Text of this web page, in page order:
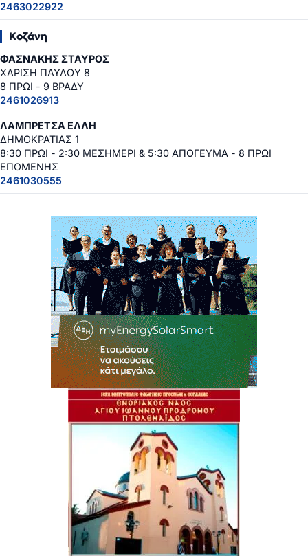
2463022922
Κοζάνη
ΦΑΣΝΑΚΗΣ ΣΤΑΥΡΟΣ
ΧΑΡΙΣΗ ΠΑΥΛΟΥ 8
8 ΠΡΩΙ - 9 ΒΡΑΔΥ
2461026913
ΛΑΜΠΡΕΤΣΑ ΕΛΛΗ
ΔΗΜΟΚΡΑΤΙΑΣ 1
8:30 ΠΡΩΙ - 2:30 ΜΕΣΗΜΕΡΙ & 5:30 ΑΠΟΓΕΥΜΑ - 8 ΠΡΩΙ
ΕΠΟΜΕΝΗΣ
2461030555